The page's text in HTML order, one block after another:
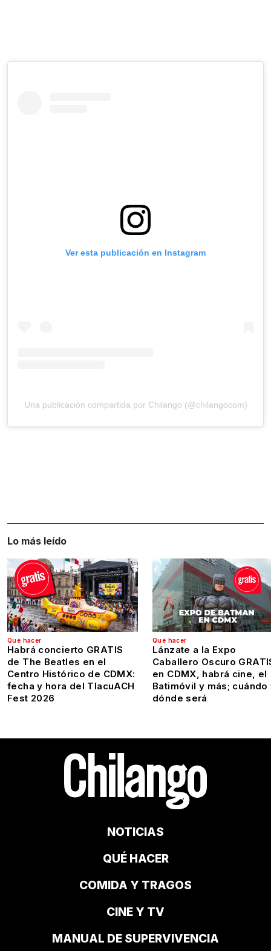
Ver esta publicación en Instagram
Una publicación compartida por Chilango (@chilangocom)
Lo más leído
Qué hacer
Habrá concierto GRATIS
de The Beatles en el
Centro Histórico de CDMX:
fecha y hora del TlacuACH
Fest 2026
Qué hacer
Lánzate a la Expo
Caballero Oscuro
en CDMX, habrá cine, el
Batimóvil y más; cuándo
dónde será
NOTICIAS
QUÉ HACER
COMIDA Y TRAGOS
CINE Y TV
MANUAL DE SUPERVIVENCIA